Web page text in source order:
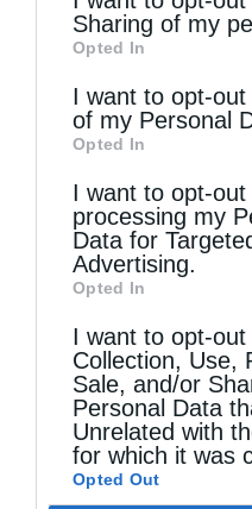
information by third
of downstream
information may
third parties on the
Downstream
disclose it to other
Sharing of my
Opted In
I want to opt-
of my Personal
Opted In
I want to opt-out
processing my
Data for
Advertising.
Opted In
I want to opt-out
Collection, Use,
Sale, and/or
Personal Data
Unrelated with
for which it was
Opted Out
Τελευταία άρθρα
Κακό και εκδίκηση
Χειροτονία Διακόνου
Αυστραλίας στην Ιερά
Δημητριάδος